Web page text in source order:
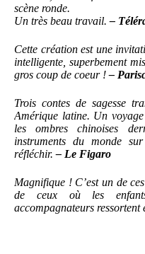
scène ronde.
Un très beau travail.–
Cette création est une
intelligente, superbement
gros coup de coeur !–
Trois contes de sagesse
Amérique latine. Un
les ombres chinoises
instruments du monde
réfléchir.– Le Figaro
Magnifique ! C’est un de
de ceux où les
accompagnateurs ressortent